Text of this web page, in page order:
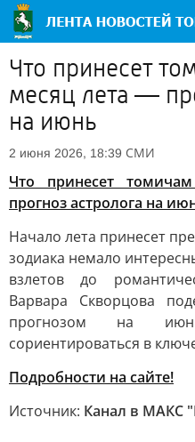
Что принесет
месяц лета —
на июнь
2 июня 2026, 18:39 СМИ
Что принесет
прогноз астролога на
Начало лета принесет
зодиака немало
взлетов до
Варвара Скворцова
прогнозом на
сориентироваться в
Подробности на сайте!
Источник: Канал в МАКС